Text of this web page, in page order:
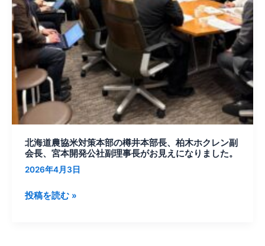
北海道農協米対策本部の樽井本部長、柏木ホクレン副
会長、宮本開発公社副理事長がお見えになりました。
2026年4月3日
部
長、
柏
木
ク
レ
ン
会
長、
宮
開
投稿を読む »